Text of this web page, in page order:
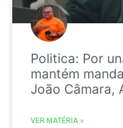
Politica: Por
mantém
João Câmara,
VER MATÉRIA »